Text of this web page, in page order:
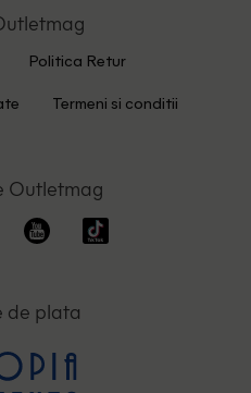
Politica Retur
Termeni si conditii
Outletmag
de plata